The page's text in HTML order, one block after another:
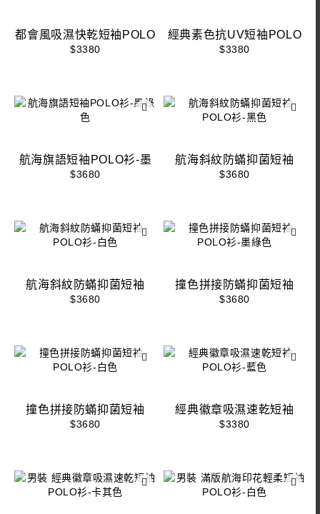
都會風吸濕快乾短袖POLO
衫-藍灰色
$3380
經典素色抗UV短袖POLO
衫-淺卡其色
$3380
航海旗語短袖POLO衫-墨
綠色
$3680
航海斜紋防蟎抑菌短袖
POLO衫-黑色
$3680
航海斜紋防蟎抑菌短袖
POLO衫-白色
$3680
撞色拼接防蟎抑菌短袖
POLO衫-墨綠色
$3680
撞色拼接防蟎抑菌短袖
POLO衫-白色
$3680
經典徽章吸濕速乾短袖
POLO衫-藍色
$3380